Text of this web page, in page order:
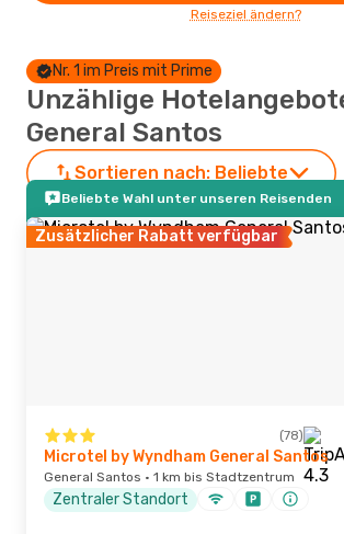
Reiseziel ändern?
Nr. 1 im Preis mit Prime
Unzählige
General Santos
Sortieren nach: Beliebte
Beliebte Wahl unter unseren Reisenden
Zusätzlicher Rabatt verfügbar
(78)
Microtel by Wyndham General Santos
General Santos · 1 km bis Stadtzentrum
Zentraler Standort